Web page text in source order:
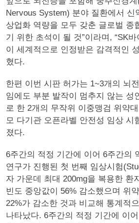
Nervous System) 분야 질환에서 신
상업화 역량을 모두 갖춘 글로벌 종
기 위한 초석이 될 것”이라며, “SK
이 세계적으로 인정받은 감격적인
혔다.
한편 이번 시판 허가는 1~3개의 뇌
임에도 부분 발작이 멈추지 않는 성
로 한 2개의 무작위 이중맹검 위약
모 다기관 오픈라벨 안전성 임상 시
졌다.
6주간의 적정 기간에 이어 6주간의
연구가 진행된 첫 번째 임상시험
자 가운데 최대 200mg을 복용한 환
빈도 중앙값이 56% 감소했으며 위
22%가 감소한 것과 비교해 통계적
나타났다. 6주간의 적정 기간에 이